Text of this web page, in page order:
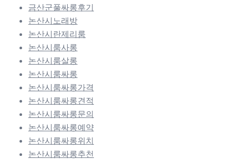
금산군풀싸롱후기
논산시노래방
논산시란제리룸
논산시룸사롱
논산시룸살롱
논산시룸싸롱
논산시룸싸롱가격
논산시룸싸롱견적
논산시룸싸롱문의
논산시룸싸롱예약
논산시룸싸롱위치
논산시룸싸롱추천